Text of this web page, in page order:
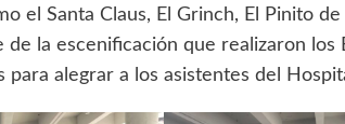
el Santa Claus, El Grinch, El Pinito
la escenificación que realizaron los
para alegrar a los asistentes del